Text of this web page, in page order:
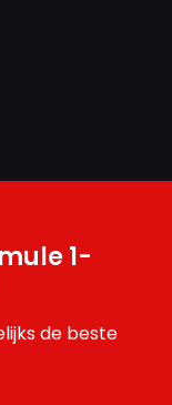
1-
de beste